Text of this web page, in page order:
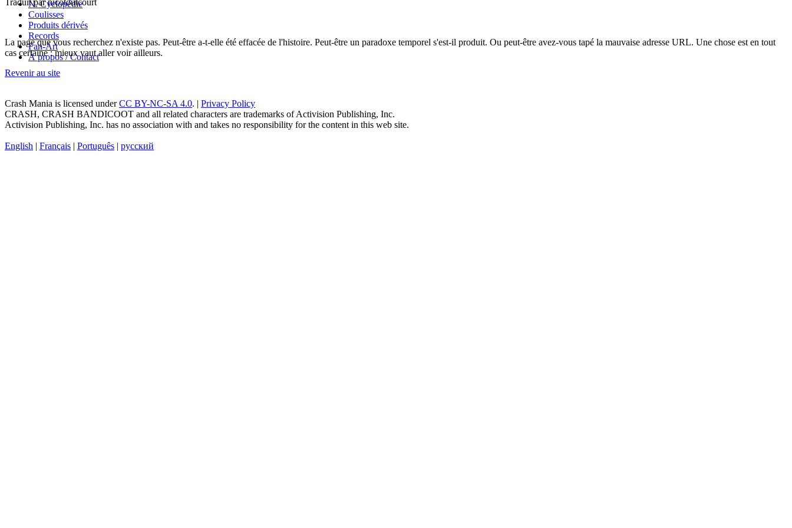
N. Cyclopédie
Coulisses
Produits dérivés
Records
Fan-Art
À propos / Contact
La page que vous recherchez n'existe pas. Peut-être a-t-elle été effacée de l'histoire. Peut-être un paradoxe temporel s'est-il produit. Ou peut-être avez-vous tapé la mauvaise adresse URL. Une chose est en tout
cas certaine : mieux vaut aller voir ailleurs.
Revenir au site
Crash Mania is licensed underCC BY-NC-SA 4.0. | Privacy Policy
CRASH, CRASH BANDICOOT and all related characters are trademarks of Activision Publishing, Inc.
Activision Publishing, Inc. has no association with and takes no responsibility for the content in this web site.
English | Français | Português | русский